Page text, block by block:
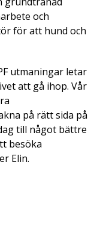
och
för att hund och
utmaningar letar
att gå ihop. Vår
på rätt sida på
till något bättre
besöka
Elin.